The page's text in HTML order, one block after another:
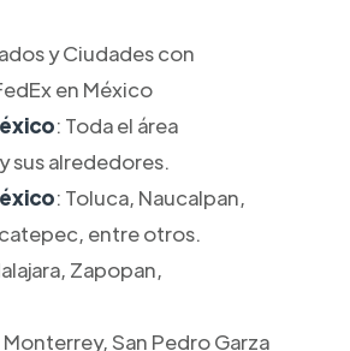
y Ciudades con
en México
: Toda el área
sus alrededores.
: Toluca, Naucalpan,
entre otros.
Zapopan,
Monterrey, San Pedro Garza